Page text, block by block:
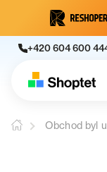
+420 604 600
Obchod byl